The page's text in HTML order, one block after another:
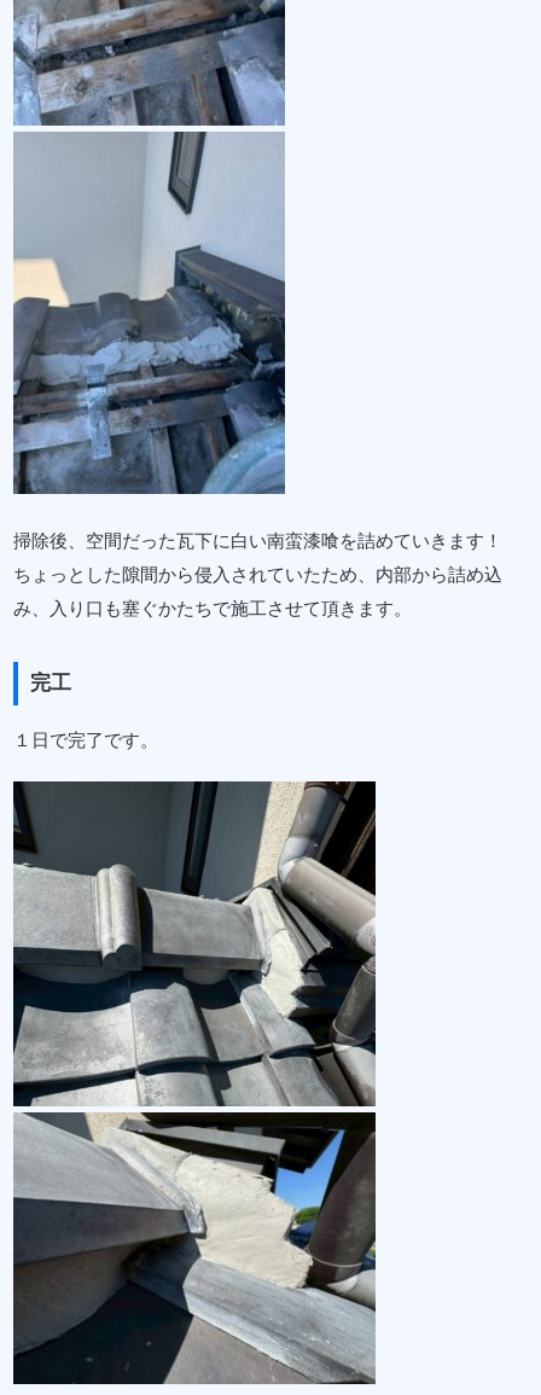
掃除後、空間だった瓦下に白い南蛮漆喰を詰めていきます！
ちょっとした隙間から侵入されていたため、内部から詰め込
み、入り口も塞ぐかたちで施工させて頂きます。
完工
１日で完了です。